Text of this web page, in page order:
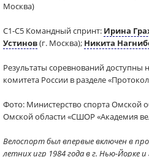
Москва)
С1-С5 Командный спринт: Ирина
Устинов(г. Москва); Никита
Результаты соревнований доступны
комитета России в разделе
Фото: Министерство спорта Омской
Омской области «СШОР «Академия
Велоспорт был впервые включен в
летних игр 1984 года в г. Нью-Йорке